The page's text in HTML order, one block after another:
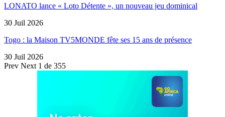
LONATO lance « Loto Détente », un nouveau jeu dominical
30 Juil 2026
Togo : la Maison TV5MONDE fête ses 15 ans de présence
30 Juil 2026
Prev Next 1 de 355